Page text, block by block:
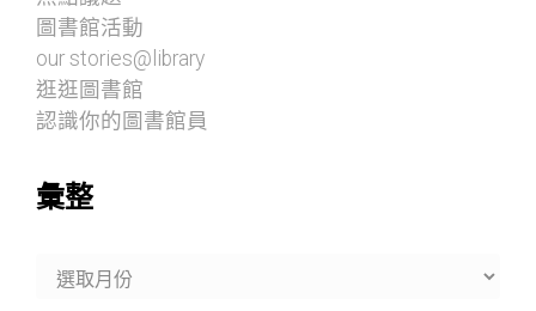
圖書館活動
our stories@library
逛逛圖書館
認識你的圖書館員
彙整